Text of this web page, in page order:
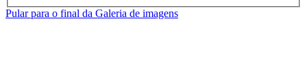
Pular para o final da Galeria de imagens